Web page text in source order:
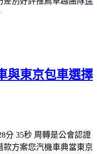
與東京包車選擇
分 35秒 周轉是公會認證
款方案您汽機車典當東京